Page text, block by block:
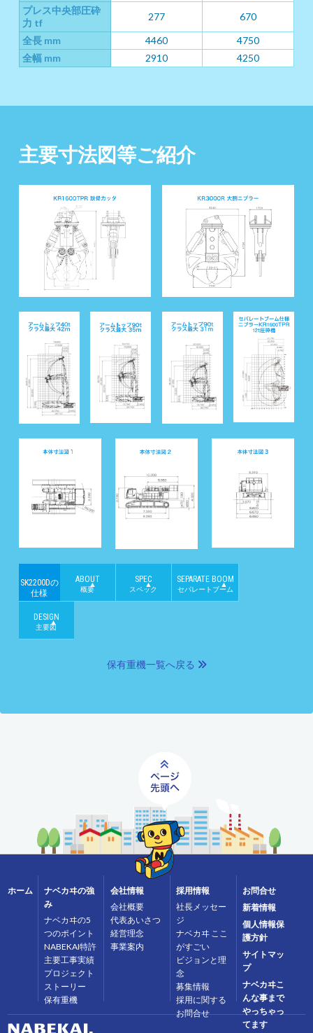
プレス中央部圧砕
力 tf
277
670
全長 mm
4460
4750
全幅 mm
2910 4250
主要寸法図等ご紹介
SK2200Dの
仕様
ABOUT
概要
SPEC
スペック
SEPARATE BOOM
セパレートブーム
DESIGN
主要図
保有重機一覧へ戻る
ホーム
ナベカヰの強
み
ナベカヰの5
つのポイント
NABEKAI特許
主要工事実績
プロジェクト
ストーリー
保有重機
会社情報
会社概要
代表あいさつ
経営理念
事業案内
採用情報
社長メッセー
ジ
ナベカヰ ここ
がすごい
ビジョンと理
念
募集情報
採用に関する
お問合せ
お問合せ
新着情報
個人情報保
護方針
サイトマッ
プ
ナベカヰこ
んな事まで
やっちゃっ
てます